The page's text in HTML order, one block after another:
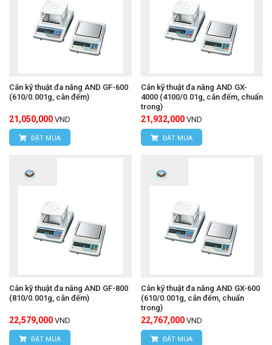
Cân kỹ thuật đa năng AND GF-600
(610/0.001g, cân đếm)
21,050,000 VND
ĐẶT MUA
Cân kỹ thuật đa năng AND GX-
4000 (4100/0.01g, cân đếm, chuẩn
trong)
21,932,000 VND
ĐẶT MUA
Cân kỹ thuật đa năng AND GF-800
(810/0.001g, cân đếm)
22,579,000 VND
ĐẶT MUA
Cân kỹ thuật đa năng AND GX-600
(610/0.001g, cân đếm, chuẩn
trong)
22,767,000 VND
ĐẶT MUA